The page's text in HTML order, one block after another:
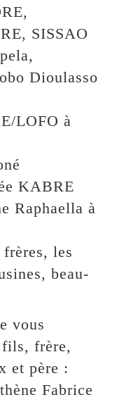
SISSAO
Dioulasso
LOFO à
KABRE
Raphaella à
les
beau-
vous
fils, frère,
et père :
Fabrice